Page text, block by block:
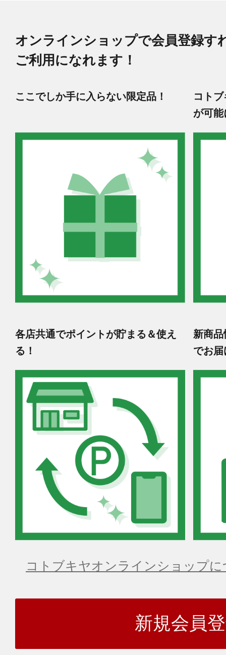
オンラインショップで会員登録す
ご利用になれます！
ここでしか手に入らない限定品！
コト
が可能
各店共通でポイントが貯まる＆使え
る！
新商
でお届
コトブキヤオンラインショップ